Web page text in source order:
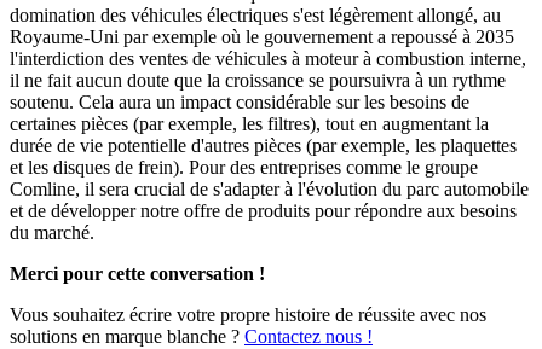
domination des véhicules électriques s'est légèrement allongé, au
Royaume-Uni par exemple où le gouvernement a repoussé à 2035
l'interdiction des ventes de véhicules à moteur à combustion interne,
il ne fait aucun doute que la croissance se poursuivra à un rythme
soutenu. Cela aura un impact considérable sur les besoins de
certaines pièces (par exemple, les filtres), tout en augmentant la
durée de vie potentielle d'autres pièces (par exemple, les plaquettes
et les disques de frein). Pour des entreprises comme le groupe
Comline, il sera crucial de s'adapter à l'évolution du parc automobile
et de développer notre offre de produits pour répondre aux besoins
du marché.
Merci pour cette conversation !
Vous souhaitez écrire votre propre histoire de réussite avec nos
solutions en marque blanche ? Contactez nous !